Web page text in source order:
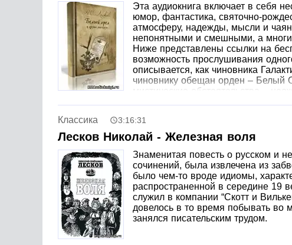
Эта аудиокнига включает в себя
юмор, фантастика, святочно-
атмосферу, надежды, мысли и
непонятными и смешными, а
Ниже представлены ссылки на
возможность прослушивания
описывается, как чиновника
чиновнику обещан орден – Белый
мистические обстоятельства –
Петропавловского дворца. Молодые кадеты,
госпожи Жанлис» в юмористических красках
Княгиня всецело полагается на эти романы во
случайном месте, считая, что дух Жанлис
«Штопальщик» — рассказ о портном Лапутине,
Однажды он заштопывает фрак одному важному
совпадение, и он решает обеспечить
Лепутан. В рассказе «Путешествие с нигилистом»
рождественскую ночь в вагоне поезда едут
на лошадях. Заводится речь и о нигилистах,
решают, что именно он-то и есть нигилист. Когда
он… прокурор! «Старый гений» — это история о
Классика 3:16:31
Лесков Николай - Железная воля
Знаменитая повесть о русском и
сочинений, была извлечена из
было чем-то вроде идиомы,
распространенной в середине 19
служил в компании “Скотт и
довелось в то время побывать во
занялся писательским трудом.